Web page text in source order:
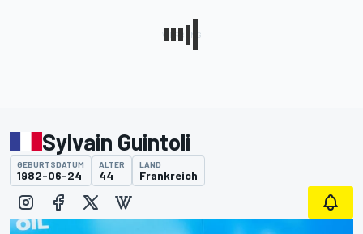
Sylvain Guintoli
GEBURTSDATUM
1982-06-24
ALTER
44
LAND
Frankreich